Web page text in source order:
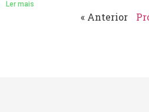
Ler mais
« Anterior